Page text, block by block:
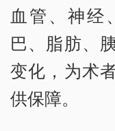
血管、神经
巴、脂肪、
变化，为术
供保障。